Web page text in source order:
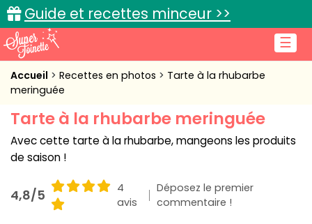
☰
Guide et recettes minceur >>
Accueil
Cuisine pratique
L'actu cuisine
Accueil Recettes en photos
Tarte à la rhubarbe
meringuée
Tarte à la rhubarbe meringuée
Avec cette tarte à la rhubarbe, mangeons les produits
de saison !
4,8/5
4
avis
Déposez le premier
commentaire !